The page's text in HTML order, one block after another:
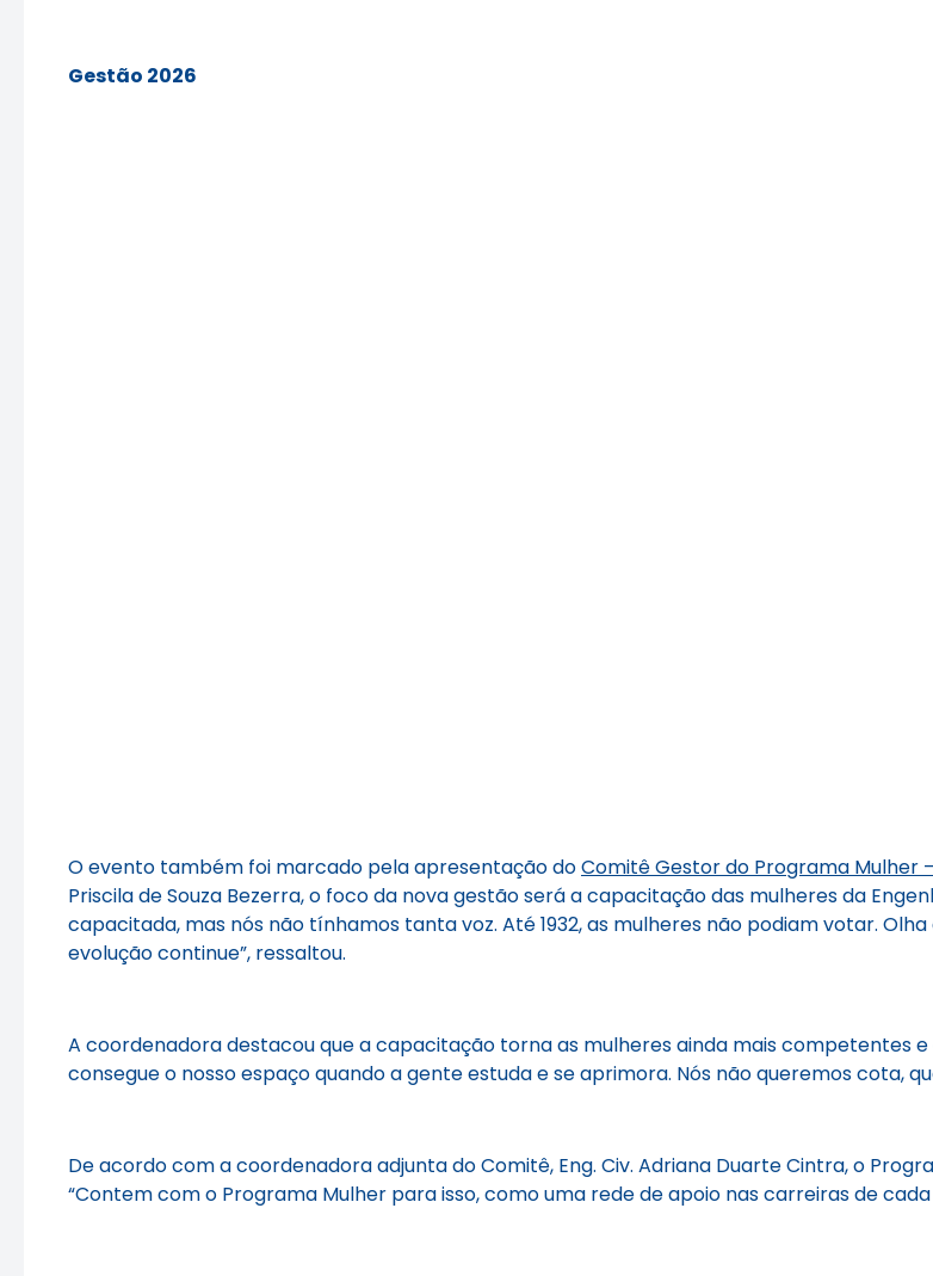
Gestão 2026
O evento também foi marcado pela apresentação doComitê Gestor do Programa Mulher
Priscila de Souza Bezerra, o foco da nova gestão será a capacitação das mulheres da
capacitada, mas nós não tínhamos tanta voz. Até 1932, as mulheres não podiam votar.
evolução continue”, ressaltou.
A coordenadora destacou que a capacitação torna as mulheres ainda mais competentes
consegue o nosso espaço quando a gente estuda e se aprimora. Nós não queremos cota,
De acordo com a coordenadora adjunta do Comitê, Eng. Civ. Adriana Duarte Cintra, o
“Contem com o Programa Mulher para isso, como uma rede de apoio nas carreiras de